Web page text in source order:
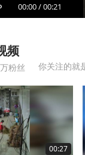
00:00/00:21
频
粉丝 你关注的就
00:27